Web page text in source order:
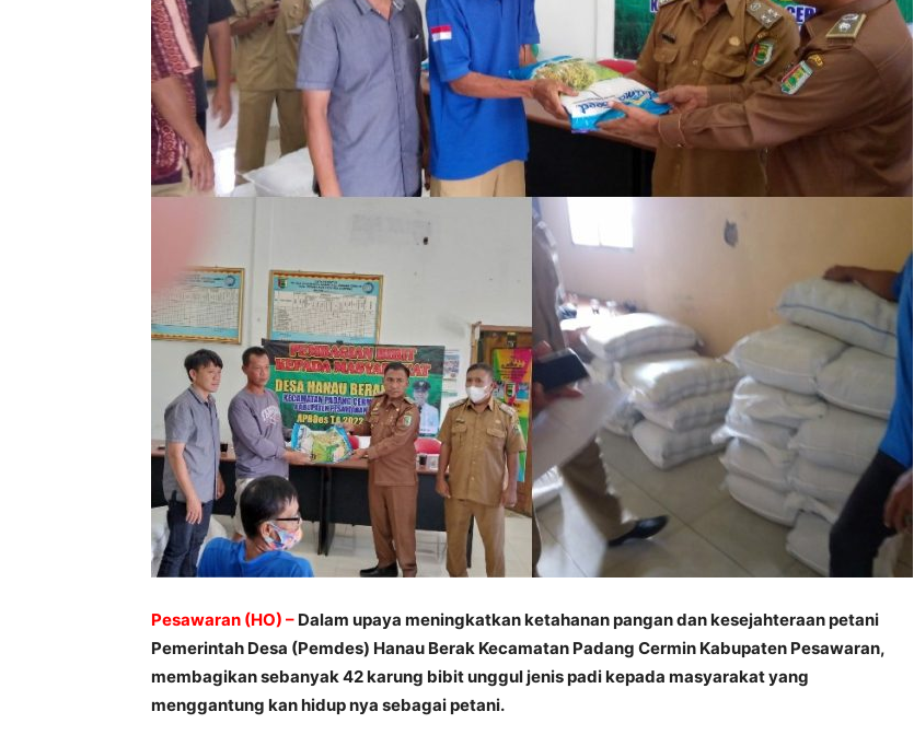
Pesawaran (HO) – Dalam upaya meningkatkan ketahanan pangan dan kesejahteraan petani
Pemerintah Desa (Pemdes) Hanau Berak Kecamatan Padang Cermin Kabupaten Pesawaran,
membagikan sebanyak 42 karung bibit unggul jenis padi kepada masyarakat yang
menggantung kan hidup nya sebagai petani.